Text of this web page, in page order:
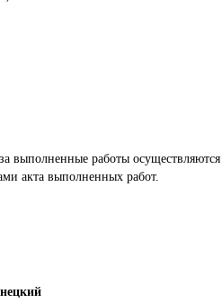
выполненные работы
акта выполненных работ.